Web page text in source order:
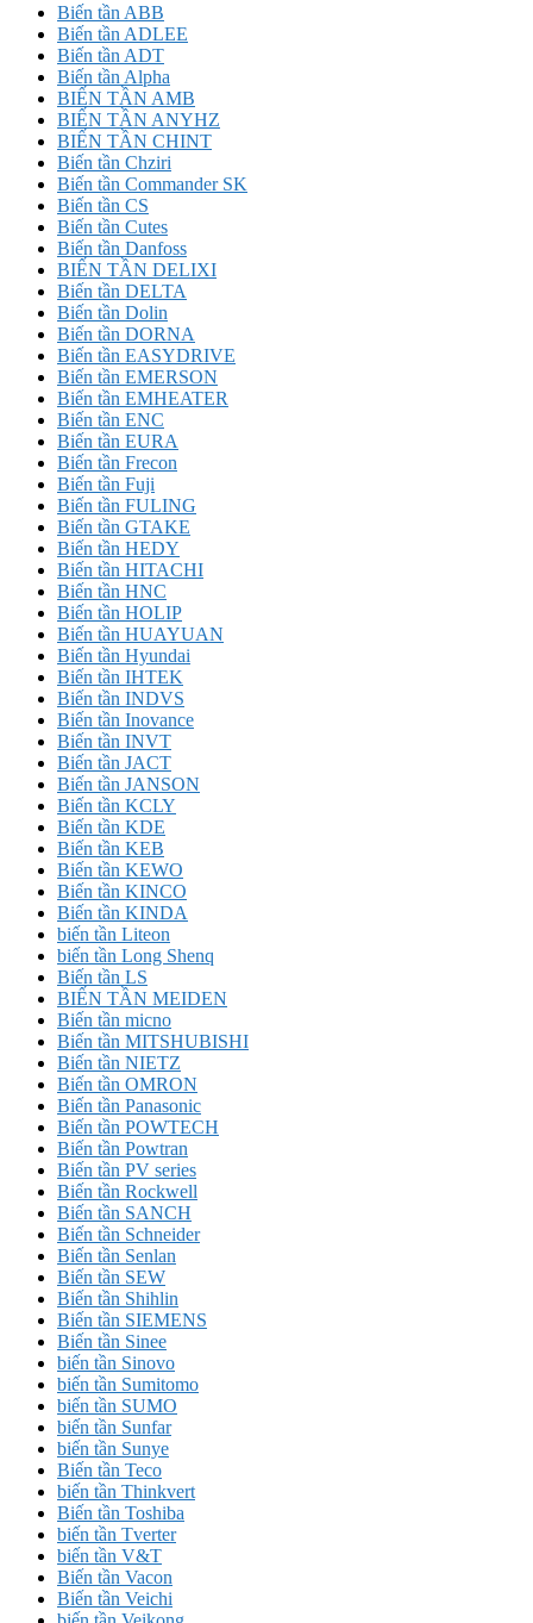
Biến tần ABB
Biến tần ADLEE
Biến tần ADT
Biến tần Alpha
BIẾN TẦN AMB
BIẾN TẦN ANYHZ
BIẾN TẦN CHINT
Biến tần Chziri
Biến tần Commander SK
Biến tần CS
Biến tần Cutes
Biến tần Danfoss
BIẾN TẦN DELIXI
Biến tần DELTA
Biến tần Dolin
Biến tần DORNA
Biến tần EASYDRIVE
Biến tần EMERSON
Biến tần EMHEATER
Biến tần ENC
Biến tần EURA
Biến tần Frecon
Biến tần Fuji
Biến tần FULING
Biến tần GTAKE
Biến tần HEDY
Biến tần HITACHI
Biến tần HNC
Biến tần HOLIP
Biến tần HUAYUAN
Biến tần Hyundai
Biến tần IHTEK
Biến tần INDVS
Biến tần Inovance
Biến tần INVT
Biến tần JACT
Biến tần JANSON
Biến tần KCLY
Biến tần KDE
Biến tần KEB
Biến tần KEWO
Biến tần KINCO
Biến tần KINDA
biến tần Liteon
biến tần Long Shenq
Biến tần LS
BIẾN TẦN MEIDEN
Biến tần micno
Biến tần MITSHUBISHI
Biến tần NIETZ
Biến tần OMRON
Biến tần Panasonic
Biến tần POWTECH
Biến tần Powtran
Biến tần PV series
Biến tần Rockwell
Biến tần SANCH
Biến tần Schneider
Biến tần Senlan
Biến tần SEW
Biến tần Shihlin
Biến tần SIEMENS
Biến tần Sinee
biến tần Sinovo
biến tần Sumitomo
biến tần SUMO
biến tần Sunfar
biến tần Sunye
Biến tần Teco
biến tần Thinkvert
Biến tần Toshiba
biến tần Tverter
biến tần V&T
Biến tần Vacon
Biến tần Veichi